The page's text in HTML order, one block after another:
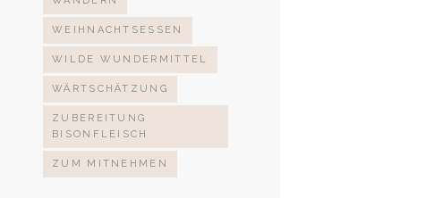
WEIHNACHTSESSEN
WILDE WUNDERMITTEL
WÄRTSCHÄTZUNG
ZUBEREITUNG
BISONFLEISCH
ZUM MITNEHMEN